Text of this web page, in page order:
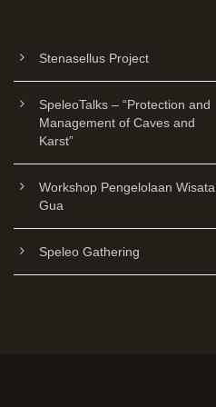
Stenasellus Project
SpeleoTalks – “Protection and
Management of Caves and
Karst”
Workshop Pengelolaan Wisata
Gua
Speleo Gathering